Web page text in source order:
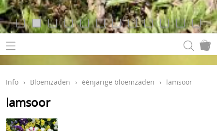
Info › Bloemzaden › éénjarige bloemzaden › lamsoor
lamsoor